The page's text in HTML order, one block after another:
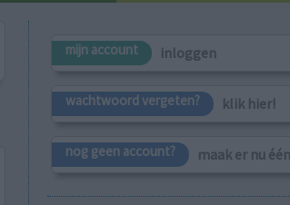
mijn account inloggen
wachtwoord vergeten? klik hier!
nog geen account? maak er nu